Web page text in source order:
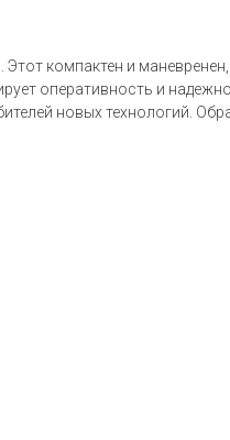
компактен и маневренен,
оперативность и
новых технологий.